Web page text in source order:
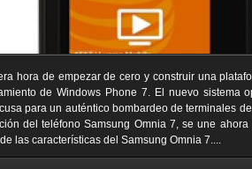
hora de empezar de cero y construir una
de Windows Phone 7. El nuevo sistema
para un auténtico bombardeo de terminales
del teléfono Samsung Omnia 7, se une
las características del Samsung Omnia 7....